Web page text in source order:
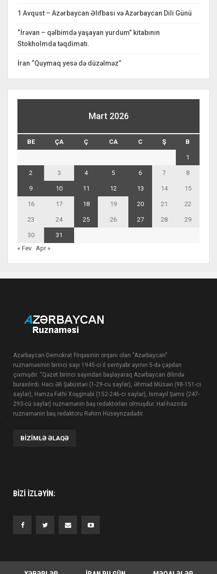
1 Avqust – Azərbaycan Əlifbası və Azərbaycan Dili Günü
“İrəvan – qəlbimdə yaşayan yurdum” kitabının
Stokholmda təqdimatı.
İran “Quymaq yesə də düzəlməz”
Mart 2026
BE ÇA Ç CA C Ş B
1
2 3 4 5 6 7 8
9 10 11 12 13 14 15
16 17 18 19 20 21 22
23 24 25 26 27 28 29
30
31
« Fev Apr »
Azərbaycan Demokrat Firqəsinin orqanı olan “Azərbaycan”
ruznaməsinin birinci sayı 1945-ci il sentyabr ayının 5-də çapdan
çıxmışdır. “Qəzet birinci sayından başlayaraq Azərbaycan dilində
buraxılırdı. Hacı Əli Şəbüstəri (1-29-cu saylar), Əhməd Müsəvi (98-151-ci
saylar), Həmzə Fəthi Xoşginabi (152-246-cı saylar), İsmayıl Şəms (247-
293-cü saylar) ruznamənin baş redaktorları olmuşdur. Hal-hazırda
ruznamənin baş redaktoru Rəhim Hüseynzadədir.
BIZIMLƏ ƏLAQƏ
BIZI IZLƏYIN: